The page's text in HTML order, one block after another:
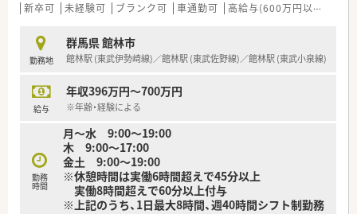
新卒可 未経験可 ブランク可 車通勤可 高給与(600万円以上)
勤務地
群馬県 館林市
館林駅 (東武伊勢崎線)／館林駅 (東武佐野線)／館林駅 (東武小泉線)
給与
年収396万円～700万円
※年齢・経験による
勤務
時間
月〜水 9:00〜19:00
木 9:00〜17:00
金土 9:00〜19:00
※休憩時間は実働6時間超えで45分以上
実働8時間超えで60分以上付与
※上記のうち、1日最大8時間、週40時間シフト制勤務